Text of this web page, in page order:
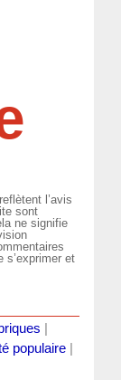
l’avis
sont
ne signifie
s’exprimer et
populaire